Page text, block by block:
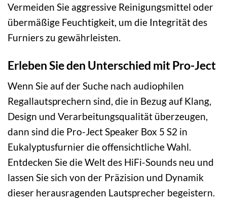
Vermeiden Sie aggressive Reinigungsmittel oder
übermäßige Feuchtigkeit, um die Integrität des
Furniers zu gewährleisten.
Erleben Sie den Unterschied mit Pro-Ject
Wenn Sie auf der Suche nach audiophilen
Regallautsprechern sind, die in Bezug auf Klang,
Design und Verarbeitungsqualität überzeugen,
dann sind die Pro-Ject Speaker Box 5 S2 in
Eukalyptusfurnier die offensichtliche Wahl.
Entdecken Sie die Welt des HiFi-Sounds neu und
lassen Sie sich von der Präzision und Dynamik
dieser herausragenden Lautsprecher begeistern.